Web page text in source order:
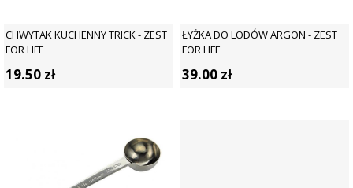
CHWYTAK KUCHENNY TRICK - ZEST
FOR LIFE
19.50 zł
ŁYŻKA DO LODÓW ARGON - ZEST
FOR LIFE
39.00 zł